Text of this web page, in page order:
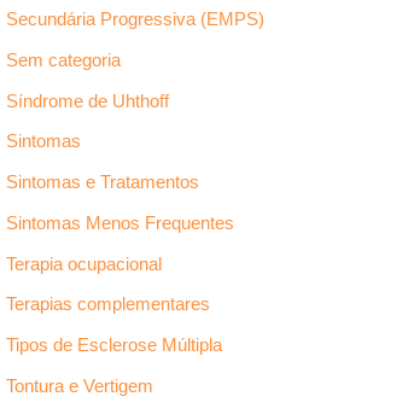
Secundária Progressiva (EMPS)
Sem categoria
Síndrome de Uhthoff
Sintomas
Sintomas e Tratamentos
Sintomas Menos Frequentes
Terapia ocupacional
Terapias complementares
Tipos de Esclerose Múltipla
Tontura e Vertigem